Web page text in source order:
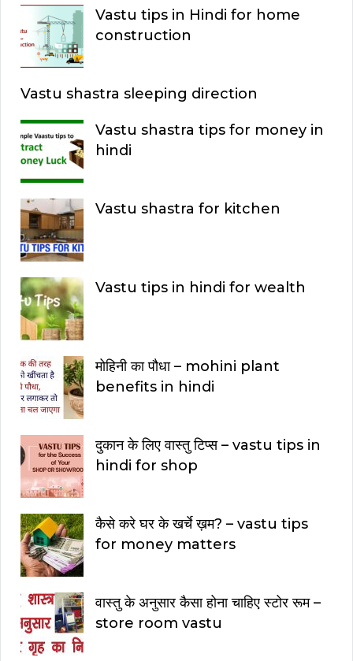
Vastu tips in Hindi for home
construction
Vastu shastra sleeping direction
Vastu shastra tips for money in
hindi
Vastu shastra for kitchen
Vastu tips in hindi for wealth
मोहिनी का पौधा – mohini plant
benefits in hindi
दुकान के लिए वास्तु टिप्स – vastu tips in
hindi for shop
कैसे करे घर के खर्चे ख़म? – vastu tips
for money matters
वास्तु के अनुसार कैसा होना चाहिए स्टोर रूम –
store room vastu